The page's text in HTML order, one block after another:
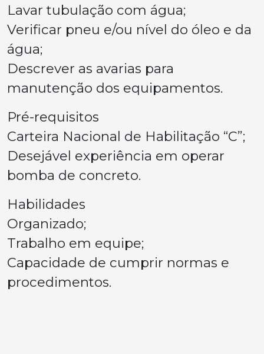
Lavar tubulação com água;
Verificar pneu e/ou nível do óleo e da
água;
Descrever as avarias para
manutenção dos equipamentos.
Pré-requisitos
Carteira Nacional de Habilitação “C”;
Desejável experiência em operar
bomba de concreto.
Habilidades
Organizado;
Trabalho em equipe;
Capacidade de cumprir normas e
procedimentos.